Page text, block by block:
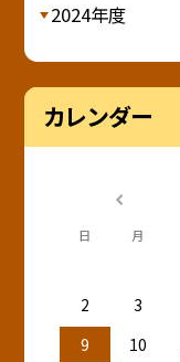
2024年度
カレンダー
日 月
2
3
9
10